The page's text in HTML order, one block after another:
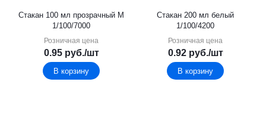
Стакан 100 мл прозрачный М
1/100/7000
Розничная цена
0.95руб./шт
В корзину
Стакан 200 мл белый
1/100/4200
Розничная цена
0.92руб./шт
В корзину